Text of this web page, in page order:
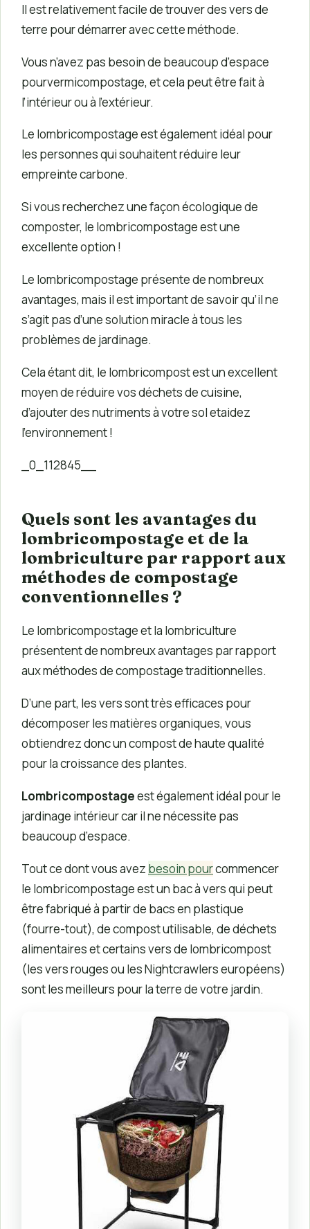
Il est relativement facile de trouver des vers de
terre pour démarrer avec cette méthode.
Vous n’avez pas besoin de beaucoup d’espace
pourvermicompostage, et cela peut être fait à
l’intérieur ou à l’extérieur.
Le lombricompostage est également idéal pour
les personnes qui souhaitent réduire leur
empreinte carbone.
Si vous recherchez une façon écologique de
composter, le lombricompostage est une
excellente option !
Le lombricompostage présente de nombreux
avantages, mais il est important de savoir qu’il ne
s’agit pas d’une solution miracle à tous les
problèmes de jardinage.
Cela étant dit, le lombricompost est un excellent
moyen de réduire vos déchets de cuisine,
d’ajouter des nutriments à votre sol etaidez
l’environnement !
_0_112845__
Quels sont les avantages du
lombricompostage et de la
lombriculture par rapport aux
méthodes de compostage
conventionnelles ?
Le lombricompostage et la lombriculture
présentent de nombreux avantages par rapport
aux méthodes de compostage traditionnelles.
D’une part, les vers sont très efficaces pour
décomposer les matières organiques, vous
obtiendrez donc un compost de haute qualité
pour la croissance des plantes.
Lombricompostageest également idéal pour le
jardinage intérieur car il ne nécessite pas
beaucoup d’espace.
Tout ce dont vous avez besoin pourcommencer
le lombricompostage est un bac à vers qui peut
être fabriqué à partir de bacs en plastique
(fourre-tout), de compost utilisable, de déchets
alimentaires et certains vers de lombricompost
(les vers rouges ou les Nightcrawlers européens)
sont les meilleurs pour la terre de votre jardin.